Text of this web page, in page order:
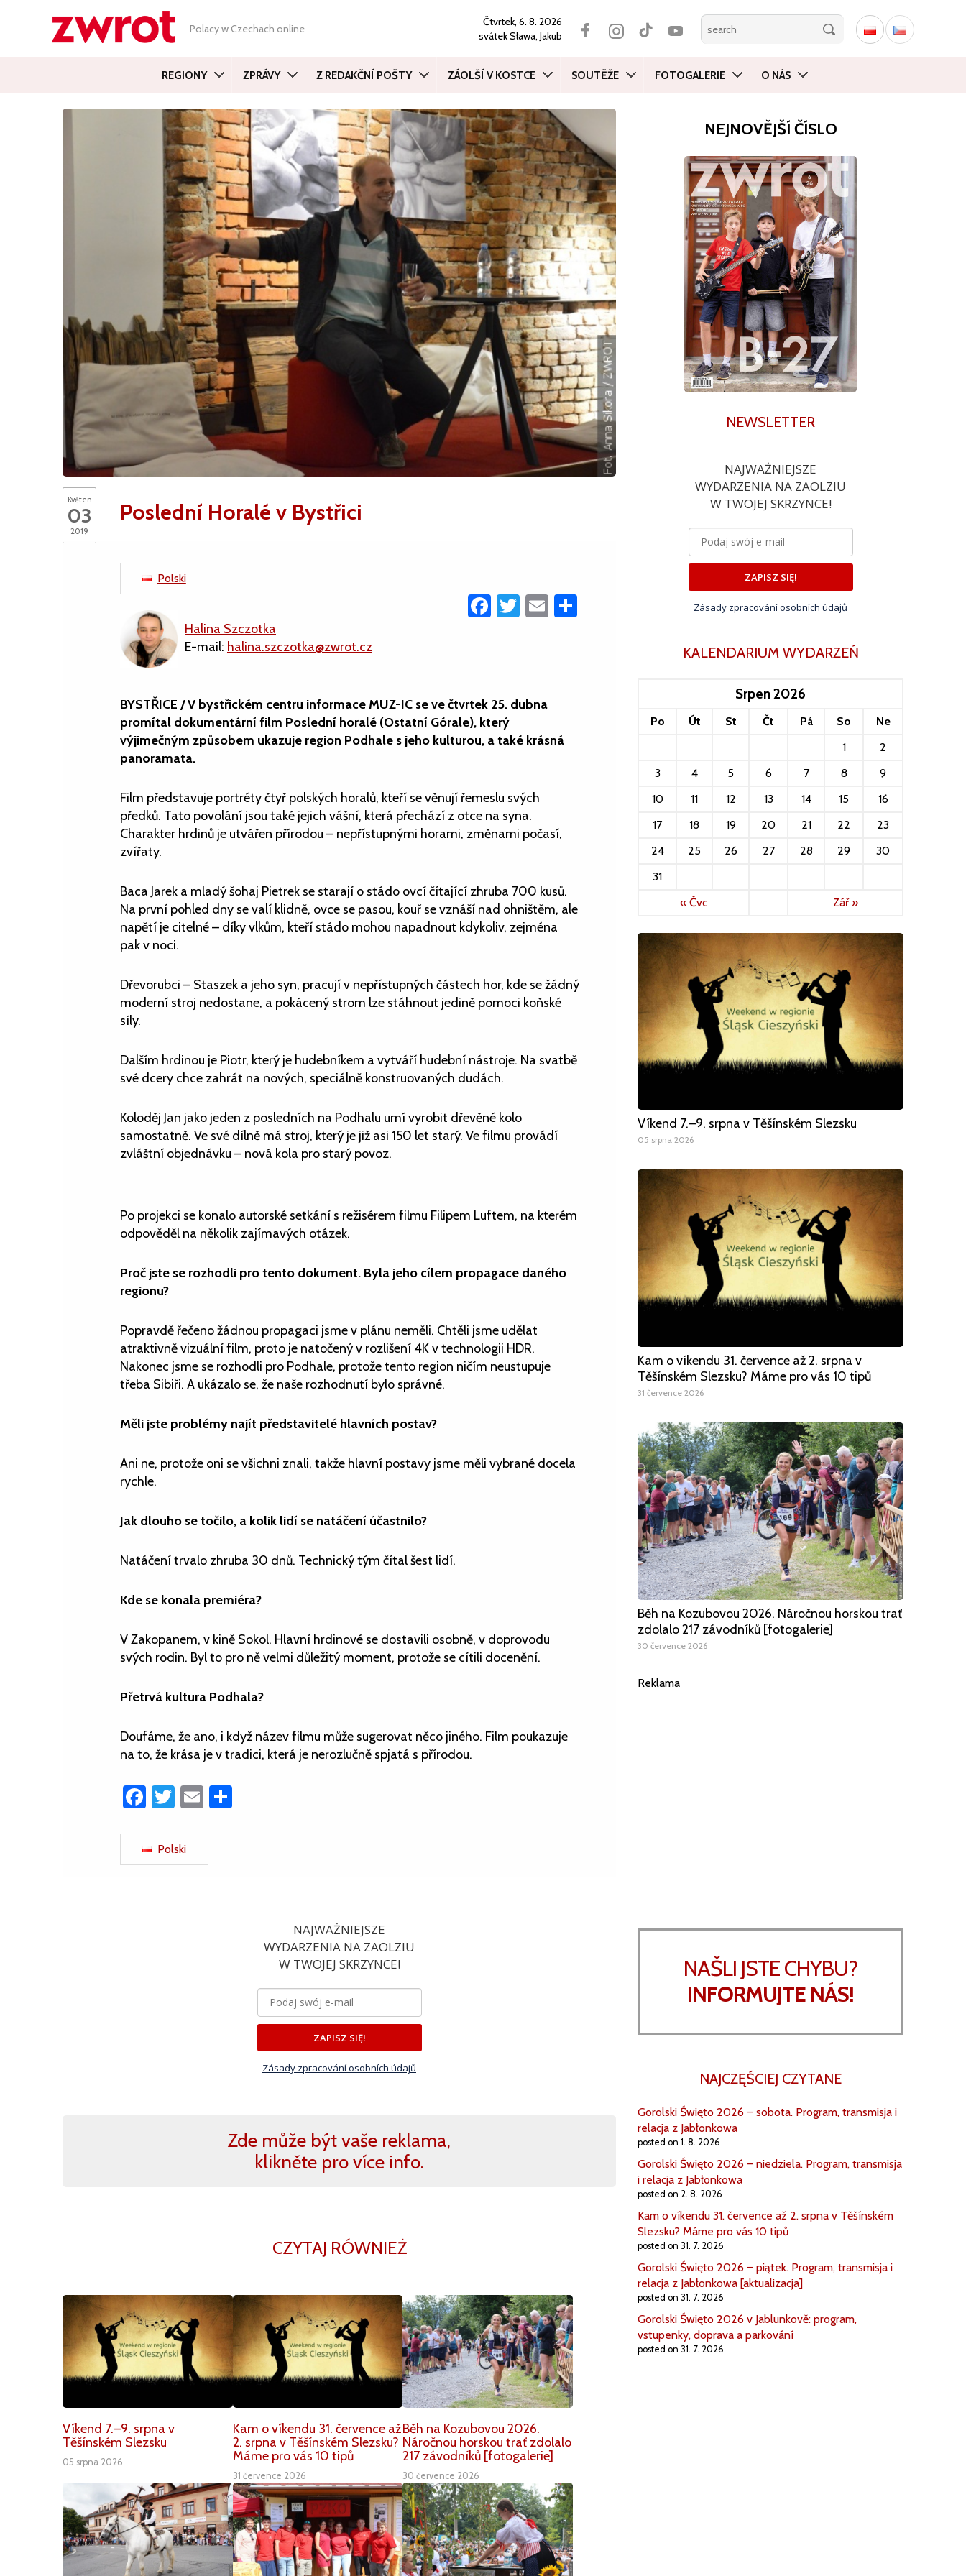
Polacy w Czechach online
Čtvrtek, 6. 8. 2026
svátekSława, Jakub
REGIONY ZPRÁVY Z REDAKČNÍ POŠTY ZÁOLŠÍ V KOSTCE SOUTĚŽE FOTOGALERIE O NÁS
Květen
03
2019
Poslední Horalé v Bystřici
Polski
Halina Szczotka
E-mail: halina.szczotka@zwrot.cz
Facebook
Twitter
Email
BYSTŘICE / V bystřickém centru informace MUZ-IC se ve čtvrtek 25. dubna
promítal dokumentární film Poslední horalé (Ostatní Górale), který
výjimečným způsobem ukazuje region Podhale s jeho kulturou, a také krásná
panoramata.
Film představuje portréty čtyř polských horalů, kteří se věnují řemeslu svých
předků. Tato povolání jsou také jejich vášní, která přechází z otce na syna.
Charakter hrdinů je utvářen přírodou – nepřístupnými horami, změnami počasí,
zvířaty.
Baca Jarek a mladý šohaj Pietrek se starají o stádo ovcí čítající zhruba 700 kusů.
Na první pohled dny se valí klidně, ovce se pasou, kouř se vznáší nad ohništěm, ale
napětí je citelné – díky vlkům, kteří stádo mohou napadnout kdykoliv, zejména
pak v noci.
Dřevorubci – Staszek a jeho syn, pracují v nepřístupných částech hor, kde se žádný
moderní stroj nedostane, a pokácený strom lze stáhnout jedině pomoci koňské
síly.
Dalším hrdinou je Piotr, který je hudebníkem a vytváří hudební nástroje. Na svatbě
své dcery chce zahrát na nových, speciálně konstruovaných dudách.
Koloděj Jan jako jeden z posledních na Podhalu umí vyrobit dřevěné kolo
samostatně. Ve své dílně má stroj, který je již asi 150 let starý. Ve filmu provádí
zvláštní objednávku – nová kola pro starý povoz.
Po projekci se konalo autorské setkání s režisérem filmu Filipem Luftem, na kterém
odpověděl na několik zajímavých otázek.
Proč jste se rozhodli pro tento dokument. Byla jeho cílem propagace daného
regionu?
Popravdě řečeno žádnou propagaci jsme v plánu neměli. Chtěli jsme udělat
atraktivně vizuální film, proto je natočený v rozlišení 4K v technologii HDR.
Nakonec jsme se rozhodli pro Podhale, protože tento region ničím neustupuje
třeba Sibiři. A ukázalo se, že naše rozhodnutí bylo správné.
Měli jste problémy najít představitelé hlavních postav?
Ani ne, protože oni se všichni znali, takže hlavní postavy jsme měli vybrané docela
rychle.
Jak dlouho se točilo, a kolik lidí se natáčení účastnilo?
Natáčení trvalo zhruba 30 dnů. Technický tým čítal šest lidí.
Kde se konala premiéra?
V Zakopanem, v kině Sokol. Hlavní hrdinové se dostavili osobně, v doprovodu
svých rodin. Byl to pro ně velmi důležitý moment, protože se cítili docenění.
Přetrvá kultura Podhala?
Doufáme, že ano, i když název filmu může sugerovat něco jiného. Film poukazuje
na to, že krása je v tradici, která je nerozlučně spjatá s přírodou.
Facebook
Twitter
Email
Polski
NAJWAŻNIEJSZE
WYDARZENIA NA ZAOLZIU
W TWOJEJ SKRZYNCE!
ZAPISZ SIĘ!
Zásady zpracování osobních údajů
Zde může být vaše reklama,
klikněte pro více info.
CZYTAJ RÓWNIEŻ
Víkend 7.–9. srpna v
Těšínském Slezsku
05 srpna 2026
Kam o víkendu 31. července až
2. srpna v Těšínském Slezsku?
Máme pro vás 10 tipů
31 července 2026
Běh na Kozubovou 2026.
Náročnou horskou trať zdolalo
217 závodníků [fotogalerie]
30 července 2026
NEJNOVĚJŠÍ ČÍSLO
NEWSLETTER
NAJWAŻNIEJSZE
WYDARZENIA NA ZAOLZIU
W TWOJEJ SKRZYNCE!
ZAPISZ SIĘ!
Zásady zpracování osobních údajů
KALENDARIUM WYDARZEŃ
Srpen 2026
Po Út St Čt Pá So
Ne
1
2
3
4 5 6 7 8
9
10
11 12 13 14 15
16
17
18 19 20 21 22
23
24
25 26 27 28 29
30
31
« Čvc
Zář »
Víkend 7.–9. srpna v Těšínském Slezsku
05 srpna 2026
Kam o víkendu 31. července až 2. srpna v
Těšínském Slezsku? Máme pro vás 10 tipů
31 července 2026
Běh na Kozubovou 2026. Náročnou horskou trať
zdolalo 217 závodníků [fotogalerie]
30 července 2026
Reklama
NAŠLI JSTE CHYBU?
INFORMUJTE NÁS!
NAJCZĘŚCIEJ CZYTANE
Gorolski Święto 2026 – sobota. Program, transmisja i
relacja z Jabłonkowa
posted on 1. 8. 2026
Gorolski Święto 2026 – niedziela. Program, transmisja
i relacja z Jabłonkowa
posted on 2. 8. 2026
Kam o víkendu 31. července až 2. srpna v Těšínském
Slezsku? Máme pro vás 10 tipů
posted on 31. 7. 2026
Gorolski Święto 2026 – piątek. Program, transmisja i
relacja z Jabłonkowa [aktualizacja]
posted on 31. 7. 2026
Gorolski Święto 2026 v Jablunkově: program,
vstupenky, doprava a parkování
posted on 31. 7. 2026